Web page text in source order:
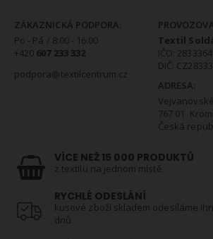
ZÁKAZNICKÁ PODPORA:
Po - Pá / 8:00 - 16:00
+420 607 233 332
podpora@textilcentrum.cz
Textil
IČO:
DIČ:
ADRESA:
767 01
Česká
VÍCE NEŽ 15 000 PRODUKTŮ
z textilu na jednom místě
RYCHLÉ ODESLÁNÍ
kusové zboží skladem odesíláme
dnů